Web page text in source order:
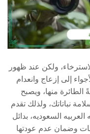
ولكن عند ظهور
إلى إزعاج وانعدام
منها، ويصبح
نباتاتك، ولذلك تقدم
السعوديه، بدائل
وضمان عدم عودتها